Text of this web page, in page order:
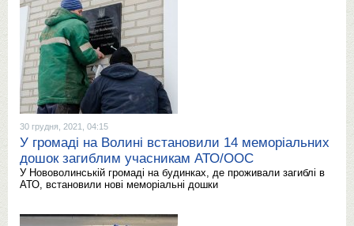
30 грудня, 2021, 04:15
У громаді на Волині встановили 14 меморіальних
дошок загиблим учасникам АТО/ООС
У Нововолинській громаді на будинках, де проживали загиблі в
АТО, встановили нові меморіальні дошки